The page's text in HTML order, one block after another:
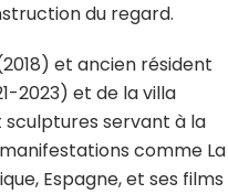
du regard.
et ancien résident
2023) et de la villa
sculptures servant à la
comme La
Espagne, et ses films